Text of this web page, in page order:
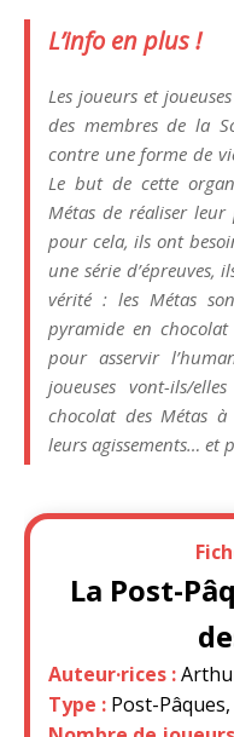
L’info en plus !
Les joueurs et
des membres de la
contre une forme de
Le but de cette
Métas de réaliser
pour cela, ils ont
une série d’épreuves,
vérité : les Métas
pyramide en
pour asservir
joueuses vont-ils/
chocolat des Métas
leurs agissements… et
La Post-
Auteur·rices :
Type : Post-